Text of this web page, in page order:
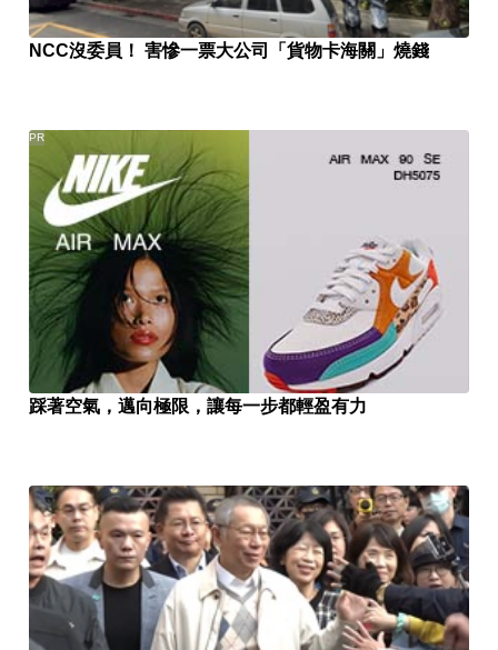
NCC沒委員！ 害慘一票大公司「貨物卡海關」燒錢
踩著空氣，邁向極限，讓每一步都輕盈有力
PR